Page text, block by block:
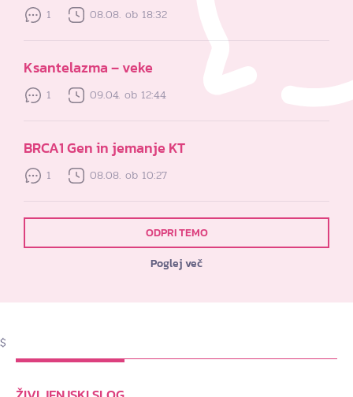
1 08.08. ob 18:32
Ksantelazma – veke
1 09.04. ob 12:44
BRCA1 Gen in jemanje KT
1 08.08. ob 10:27
ODPRI TEMO
Poglej več
$